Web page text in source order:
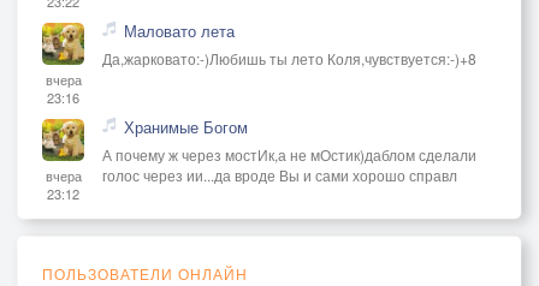
вчера
23:16
Маловато лета
Да,жарковато:-)Любишь ты лето Коля,чувствуется:-)+8
вчера
23:12
Хранимые Богом
А почему ж через мостИк,а не мОстик)даблом сделали
голос через ии...да вроде Вы и сами хорошо справл
ПОЛЬЗОВАТЕЛИ ОНЛАЙН